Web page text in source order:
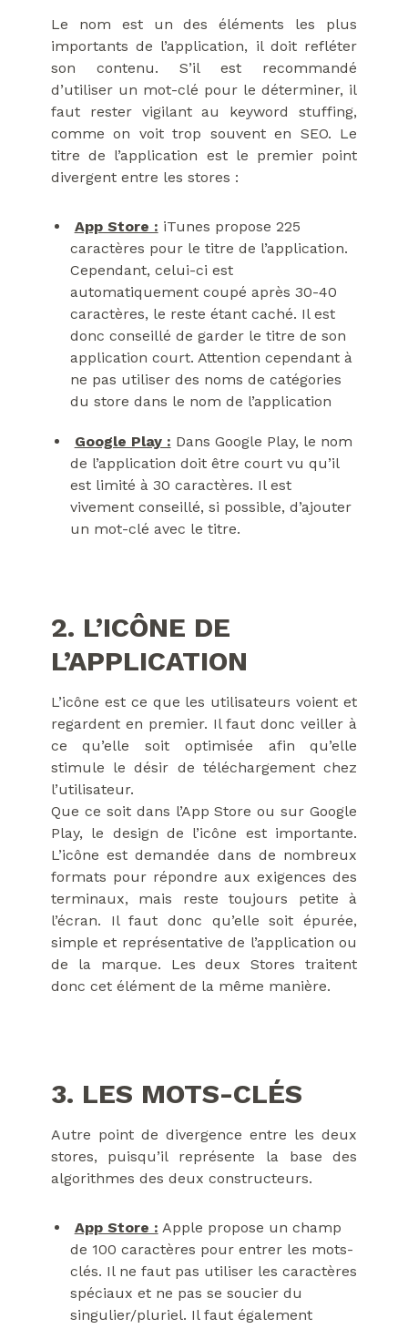
Le nom est un des éléments les plus
importants de l’application, il doit refléter
son contenu. S’il est recommandé
d’utiliser un mot-clé pour le déterminer, il
faut rester vigilant au keyword stuffing,
comme on voit trop souvent en SEO. Le
titre de l’application est le premier point
divergent entre les stores :
App Store : iTunes propose 225
caractères pour le titre de l’application.
Cependant, celui-ci est
automatiquement coupé après 30-40
caractères, le reste étant caché. Il est
donc conseillé de garder le titre de son
application court. Attention cependant à
ne pas utiliser des noms de catégories
du store dans le nom de l’application
Google Play : Dans Google Play, le nom
de l’application doit être court vu qu’il
est limité à 30 caractères. Il est
vivement conseillé, si possible, d’ajouter
un mot-clé avec le titre.
2. L’ICÔNE DE
L’APPLICATION
L’icône est ce que les utilisateurs voient et
regardent en premier. Il faut donc veiller à
ce qu’elle soit optimisée afin qu’elle
stimule le désir de téléchargement chez
l’utilisateur.
Que ce soit dans l’App Store ou sur Google
Play, le design de l’icône est importante.
L’icône est demandée dans de nombreux
formats pour répondre aux exigences des
terminaux, mais reste toujours petite à
l’écran. Il faut donc qu’elle soit épurée,
simple et représentative de l’application ou
de la marque. Les deux Stores traitent
donc cet élément de la même manière.
3. LES MOTS-CLÉS
Autre point de divergence entre les deux
stores, puisqu’il représente la base des
algorithmes des deux constructeurs.
App Store : Apple propose un champ
de 100 caractères pour entrer les mots-
clés. Il ne faut pas utiliser les caractères
spéciaux et ne pas se soucier du
singulier/pluriel. Il faut également